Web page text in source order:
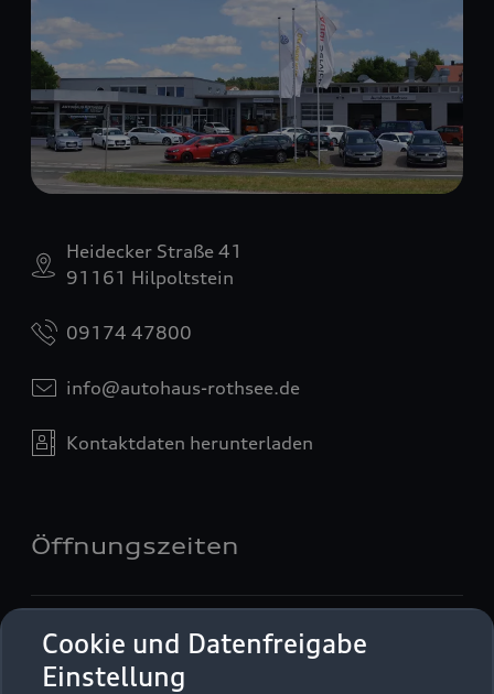
Cookie und Datenfreigabe
Einstellung
Heidecker Straße 41
91161 Hilpoltstein
09174 47800
info@autohaus-rothsee.de
Kontaktdaten herunterladen
Öffnungszeiten
Geschlossen ,öffnet am Montag 07:00